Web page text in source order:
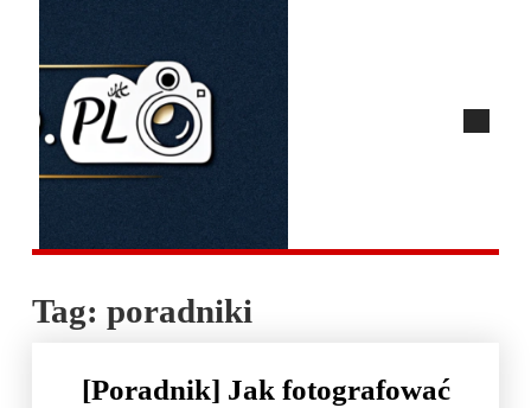
Tag: poradniki
[Poradnik] Jak fotografować